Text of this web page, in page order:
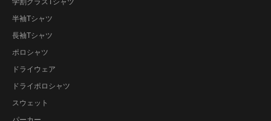
学割クラスTシャツ
半袖Tシャツ
長袖Tシャツ
ポロシャツ
ドライウェア
ドライポロシャツ
スウェット